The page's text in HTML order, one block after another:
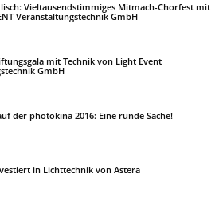
Vieltausendstimmiges Mitmach-Chorfest mit
Veranstaltungstechnik GmbH
mit Technik von Light Event
GmbH
der photokina 2016: Eine runde Sache!
in Lichttechnik von Astera